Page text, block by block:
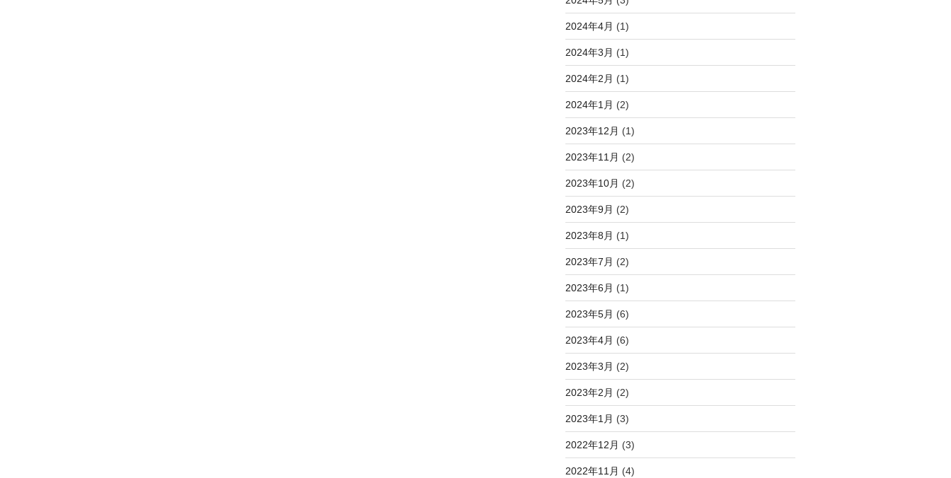
2024年4月 (1)
2024年3月 (1)
2024年2月 (1)
2024年1月 (2)
2023年12月 (1)
2023年11月 (2)
2023年10月 (2)
2023年9月 (2)
2023年8月 (1)
2023年7月 (2)
2023年6月 (1)
2023年5月 (6)
2023年4月 (6)
2023年3月 (2)
2023年2月 (2)
2023年1月 (3)
2022年12月 (3)
2022年11月 (4)